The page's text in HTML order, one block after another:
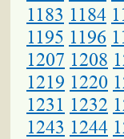
1183 1184
1195 1196
1207 1208
1219 1220
1231 1232
1243 1244